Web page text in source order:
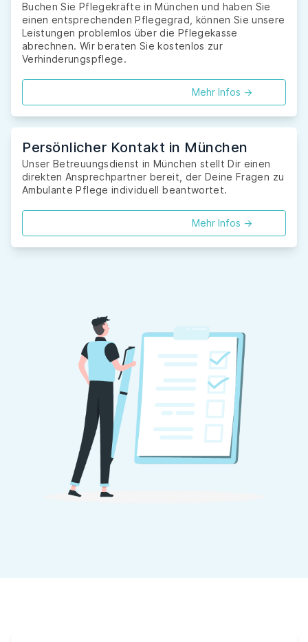
Buchen Sie Pflegekräfte in München und haben Sie
einen entsprechenden Pflegegrad, können Sie unsere
Leistungen problemlos über die Pflegekasse
abrechnen. Wir beraten Sie kostenlos zur
Verhinderungspflege.
Mehr Infos ->
Persönlicher Kontakt in München
Unser Betreuungsdienst in München stellt Dir einen
direkten Ansprechpartner bereit, der Deine Fragen zu
Ambulante Pflege individuell beantwortet.
Mehr Infos ->